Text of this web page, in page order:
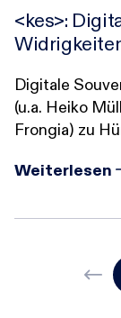
<kes>:
Digitale
(u.a. Heiko
Frongia) zu
Weiterlesen